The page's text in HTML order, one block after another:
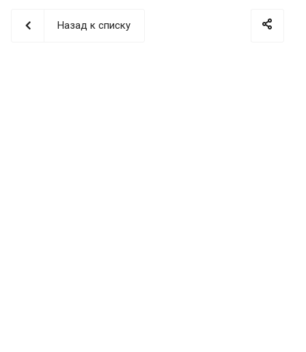
Назад к списку